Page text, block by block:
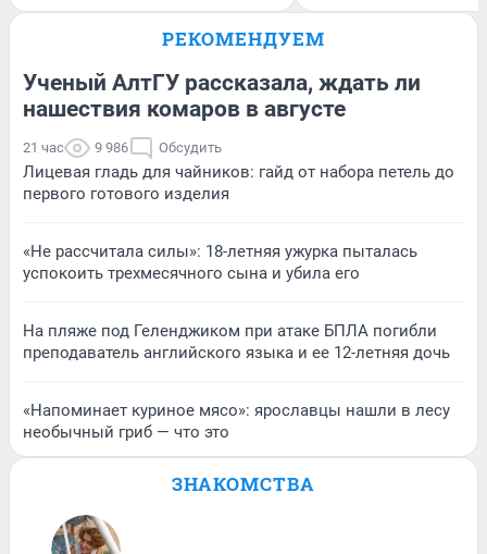
РЕКОМЕНДУЕМ
Ученый АлтГУ рассказала, ждать ли
нашествия комаров в августе
21 час 9 986 Обсудить
Лицевая гладь для чайников: гайд от набора петель до
первого готового изделия
«Не рассчитала силы»: 18-летняя ужурка пыталась
успокоить трехмесячного сына и убила его
На пляже под Геленджиком при атаке БПЛА погибли
преподаватель английского языка и ее 12-летняя дочь
«Напоминает куриное мясо»: ярославцы нашли в лесу
необычный гриб — что это
ЗНАКОМСТВА